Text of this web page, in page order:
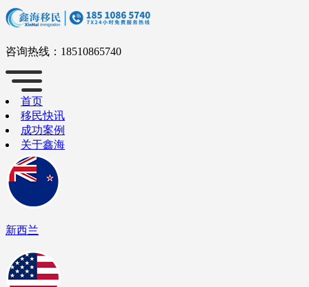
咨询热线： 18510865740
首页
移民快讯
成功案例
关于鑫海
新西兰